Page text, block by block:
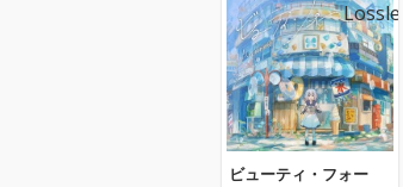
ビューティ・フォー